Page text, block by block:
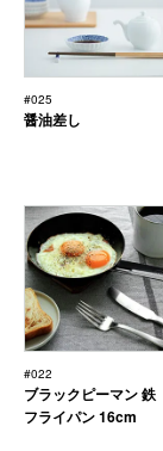
#025
醤油差し
#022
ブラックピーマン 鉄
フライパン 16cm